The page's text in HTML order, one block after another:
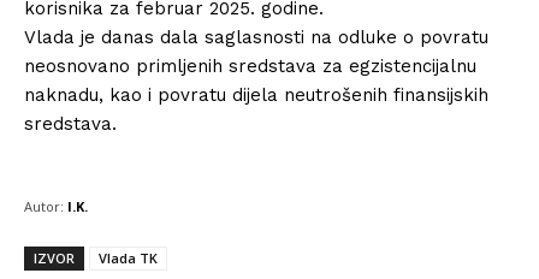
korisnika za februar 2025. godine.
Vlada je danas dala saglasnosti na odluke o povratu
neosnovano primljenih sredstava za egzistencijalnu
naknadu, kao i povratu dijela neutrošenih finansijskih
sredstava.
Autor: I.K.
IZVOR Vlada TK